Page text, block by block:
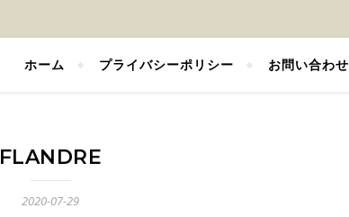
ホーム プライバシーポリシー お問い合わせ
FLANDRE
2020-07-29